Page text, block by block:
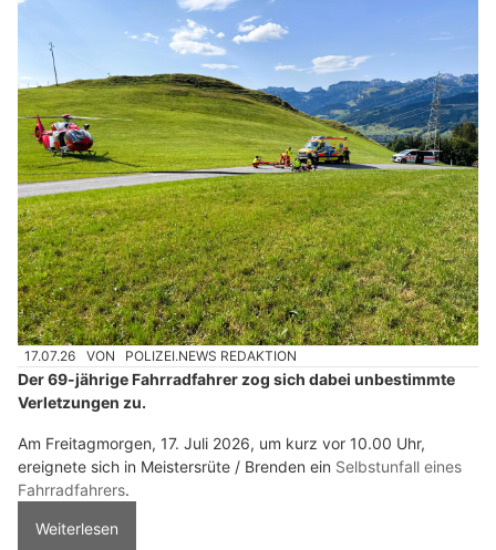
17.07.26 VON POLIZEI.NEWS REDAKTION
Der 69-jährige Fahrradfahrer zog sich dabei unbestimmte
Verletzungen zu.
Am Freitagmorgen, 17. Juli 2026, um kurz vor 10.00 Uhr,
ereignete sich in Meistersrüte / Brenden ein Selbstunfall eines
Fahrradfahrers.
Weiterlesen